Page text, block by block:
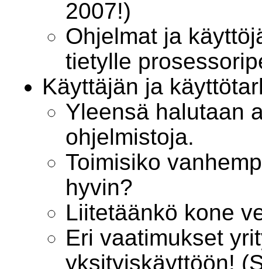
2007!)
Ohjelmat ja
tietylle
Käyttäjän ja
Yleensä halutaan
ohjelmistoja.
Toimisiko
hyvin?
Liitetäänkö kone
Eri vaatimukset
yksityiskäyttöön!